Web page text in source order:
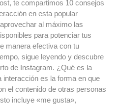
te compartimos 10 consejos
en esta popular
al máximo las
para potenciar tus
manera efectiva con tu
sigue leyendo y descubre
de Instagram. ¿Qué es la
interacción es la forma en que
el contenido de otras personas
incluye «me gusta»,